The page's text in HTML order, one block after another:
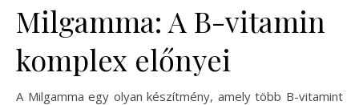
Milgamma: A B-vitamin
komplex előnyei
A Milgamma egy olyan készítmény, amely több B-vitamint